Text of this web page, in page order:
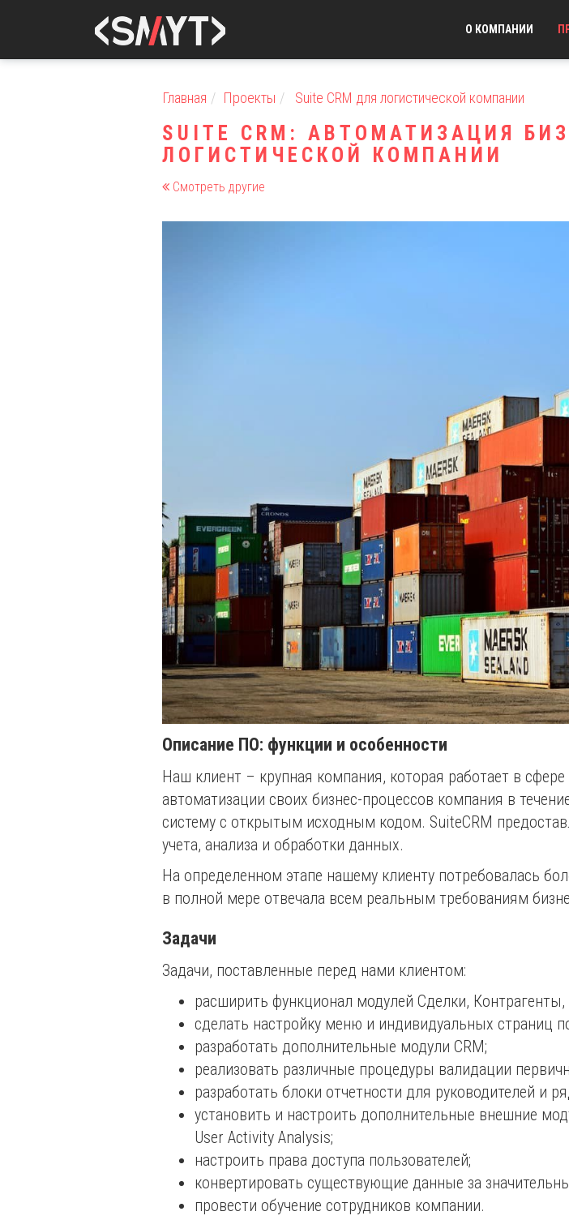
О КОМПАНИИ
Главная Проекты Suite CRM для логистической компании
SUITE CRM: АВТОМАТИЗАЦИЯ
ЛОГИСТИЧЕСКОЙ КОМПАНИИ
Смотреть другие
Описание ПО: функции и особенности
Наш клиент – крупная компания, которая работает в
автоматизации своих бизнес-процессов компания в
систему с открытым исходным кодом. SuiteCRM
учета, анализа и обработки данных.
На определенном этапе нашему клиенту потребовалась
в полной мере отвечала всем реальным требованиям
Задачи
Задачи, поставленные перед нами клиентом:
расширить функционал модулей Сделки,
сделать настройку меню и индивидуальных страниц
разработать дополнительные модули CRM;
реализовать различные процедуры валидации
разработать блоки отчетности для руководителей и
установить и настроить дополнительные внешние
User Activity Analysis;
настроить права доступа пользователей;
конвертировать существующие данные за
провести обучение сотрудников компании.